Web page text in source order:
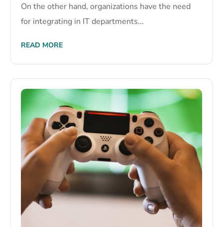
On the other hand, organizations have the need
for integrating in IT departments...
READ MORE